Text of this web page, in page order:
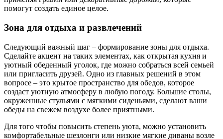
помогут создать единое целое.
Зона для отдыха и развлечений
Следующий важный шаг – формирование зоны для отдыха.
Сделайте акцент на таких элементах, как открытая кухня и
уютный обеденный уголок, где можно собраться всей семьей
или пригласить друзей. Одно из главных решений в этом
вопросе – это крытое пространство для обедов, которое
создаст уютную атмосферу в любую погоду. Большие столы,
окруженные стульями с мягкими сиденьями, сделают ваши
обеды на свежем воздухе более приятными.
Для того чтобы повысить степень уюта, можно установить
комфортабельные шезлонги или низкие мягкие диваны возле